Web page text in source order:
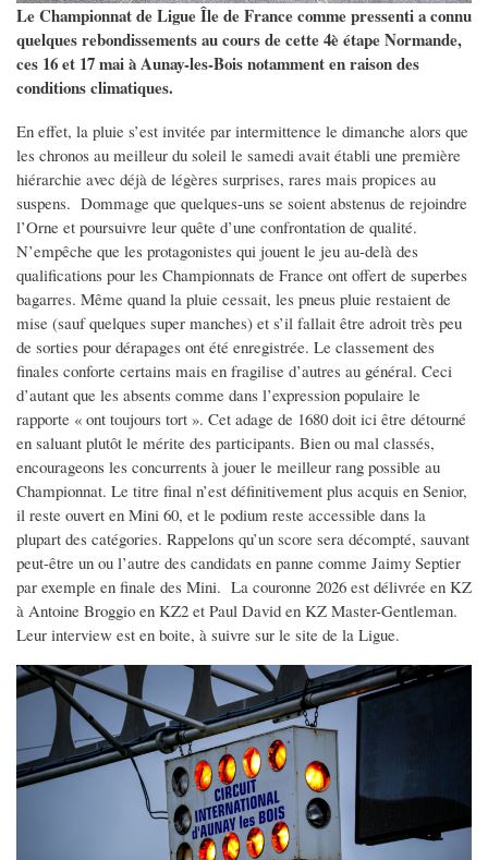
Le Championnat de Ligue Île de France comme pressenti a connu
quelques rebondissements au cours de cette 4è étape Normande,
ces 16 et 17 mai à Aunay-les-Bois notamment en raison des
conditions climatiques.
En effet, la pluie s’est invitée par intermittence le dimanche alors que
les chronos au meilleur du soleil le samedi avait établi une première
hiérarchie avec déjà de légères surprises, rares mais propices au
suspens. Dommage que quelques-uns se soient abstenus de rejoindre
l’Orne et poursuivre leur quête d’une confrontation de qualité.
N’empêche que les protagonistes qui jouent le jeu au-delà des
qualifications pour les Championnats de France ont offert de superbes
bagarres. Même quand la pluie cessait, les pneus pluie restaient de
mise (sauf quelques super manches) et s’il fallait être adroit très peu
de sorties pour dérapages ont été enregistrée. Le classement des
finales conforte certains mais en fragilise d’autres au général. Ceci
d’autant que les absents comme dans l’expression populaire le
rapporte « ont toujours tort ». Cet adage de 1680 doit ici être détourné
en saluant plutôt le mérite des participants. Bien ou mal classés,
encourageons les concurrents à jouer le meilleur rang possible au
Championnat. Le titre final n’est définitivement plus acquis en Senior,
il reste ouvert en Mini 60, et le podium reste accessible dans la
plupart des catégories. Rappelons qu’un score sera décompté, sauvant
peut-être un ou l’autre des candidats en panne comme Jaimy Septier
par exemple en finale des Mini. La couronne 2026 est délivrée en KZ
à Antoine Broggio en KZ2 et Paul David en KZ Master-Gentleman.
Leur interview est en boite, à suivre sur le site de la Ligue.